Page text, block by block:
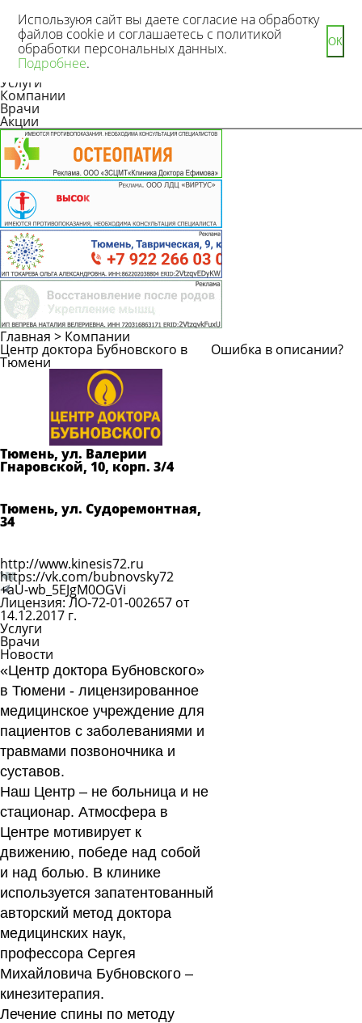
Новости
Статьи
Услуги
Компании
Врачи
Акции
Главная > Компании
Центр доктора Бубновского в
Тюмени
Тюмень, ул. Валерии
Гнаровской, 10, корп. 3/4
Тюмень, ул. Судоремонтная,
34
http://www.kinesis72.ru
https://vk.com/bubnovsky72
+aU-wb_5EJgM0OGVi
Лицензия: ЛО-72-01-002657 от
14.12.2017 г.
Услуги
Врачи
Новости
«Центр доктора Бубновского»
в Тюмени - лицензированное
медицинское учреждение для
пациентов с заболеваниями и
травмами позвоночника и
суставов.
Наш Центр – не больница и не
стационар. Атмосфера в
Центре мотивирует к
движению, победе над собой
и над болью. В клинике
используется запатентованный
авторский метод доктора
медицинских наук,
профессора Сергея
Михайловича Бубновского –
кинезитерапия.
Лечение спины по методу
Ошибка в описании?
Используюя сайт вы даете согласие на обработку
файлов cookie и соглашаетесь с политикой
обработки персональных данных.
Подробнее.
ОК